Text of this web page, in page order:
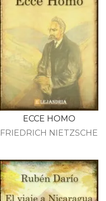
ECCE HOMO
FRIEDRICH NIETZSCHE